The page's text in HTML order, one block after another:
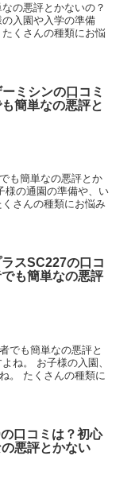
の悪評とかないの？
入園や入学の準備
くさんの種類にお悩
ミシンの口コミ
簡単なの悪評と
も簡単なの悪評とか
様の通園の準備や、い
さんの種類にお悩み
スSC227の口コ
も簡単なの悪評
でも簡単なの悪評と
ね。 お子様の入園、
。 たくさんの種類に
口コミは？初心
悪評とかない